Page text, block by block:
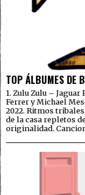
TOP ÁLBUMES DE
1. Zulu Zulu –
Ferrer y Michael
2022. Ritmos
de la casa repletos
originalidad.